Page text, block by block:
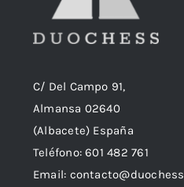
C/ Del Campo 91,
Almansa 02640
(Albacete) España
Teléfono:601 482 761
Email: